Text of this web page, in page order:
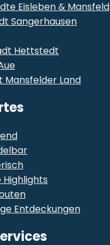
Eisleben & Mansfeld
Sangerhausen
Hettstedt
Mansfelder Land
Highlights
Entdeckungen